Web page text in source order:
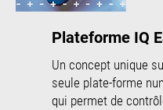
Plateforme IQ
Un concept unique
seule plate-forme
qui permet de